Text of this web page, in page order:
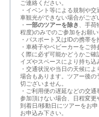
ご連絡ください。
・イベント等による規制や
車観光ができない場合がござ
・ 一部のツアーを除き 、手荷
程度)のみでのご参加をお願い
・パスポート又はIDの携帯を
・車椅子やベビーカーをご
く際に必ず可能かどうかご
イズやスペースにより持ち込
・交通状況や当日の天候に
場合もあります。ツアー後
切ございません。
・ご利用便の遅延などの交
参加頂けない場合、日程変更
到着日/移動日にツアーをお
お申込み下さい。